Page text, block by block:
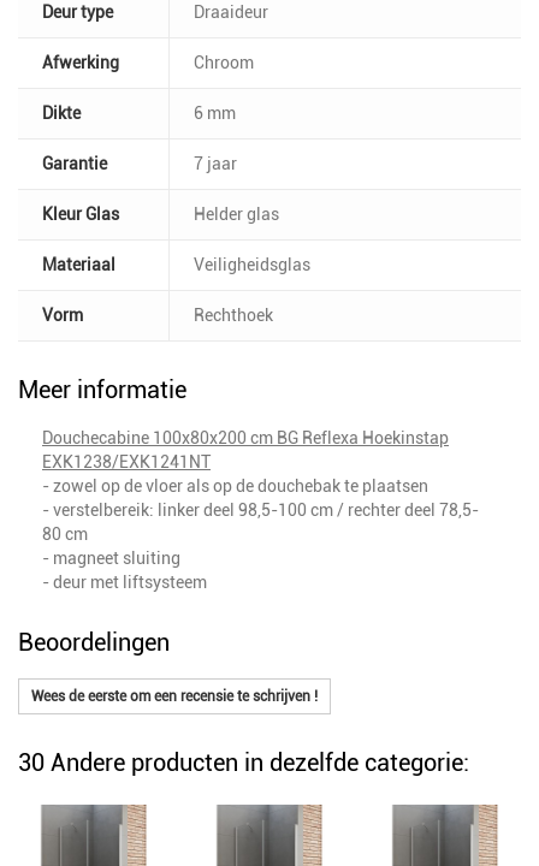
Deur type Draaideur
Afwerking Chroom
Dikte 6 mm
Garantie 7 jaar
Kleur Glas Helder glas
Materiaal Veiligheidsglas
Vorm Rechthoek
Meer informatie
Douchecabine 100x80x200 cm BG Reflexa Hoekinstap
EXK1238/EXK1241NT
- zowel op de vloer als op de douchebak te plaatsen
- verstelbereik: linker deel 98,5-100 cm / rechter deel 78,5-
80 cm
- magneet sluiting
- deur met liftsysteem
Beoordelingen
Wees de eerste om een recensie te schrijven !
30 Andere producten in dezelfde categorie: